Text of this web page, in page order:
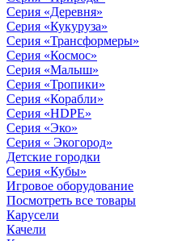
Серия «Деревня»
Серия «Кукуруза»
Серия «Трансформеры»
Серия «Космос»
Серия «Малыш»
Серия «Тропики»
Серия «Корабли»
Серия «HDPE»
Серия «Эко»
Серия « Экогород»
Детские городки
Серия «Кубы»
Игровое оборудование
Посмотреть все товары
Карусели
Качели